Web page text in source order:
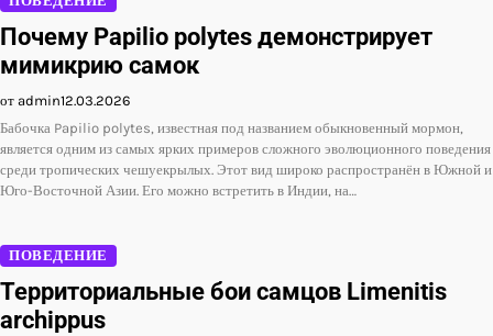
Почему Papilio polytes демонстрирует
мимикрию самок
от admin12.03.2026
Бабочка Papilio polytes, известная под названием обыкновенный мормон,
является одним из самых ярких примеров сложного эволюционного поведения
среди тропических чешуекрылых. Этот вид широко распространён в Южной и
Юго-Восточной Азии. Его можно встретить в Индии, на…
ПОВЕДЕНИЕ
Территориальные бои самцов Limenitis
archippus